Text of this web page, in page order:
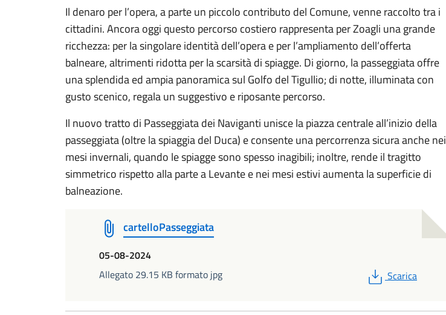
Il denaro per l’opera, a parte un piccolo contributo del Comune, venne raccolto tra i
cittadini. Ancora oggi questo percorso costiero rappresenta per Zoagli una grande
ricchezza: per la singolare identità dell’opera e per l’ampliamento dell’offerta
balneare, altrimenti ridotta per la scarsità di spiagge. Di giorno, la passeggiata offre
una splendida ed ampia panoramica sul Golfo del Tigullio; di notte, illuminata con
gusto scenico, regala un suggestivo e riposante percorso.
Il nuovo tratto di Passeggiata dei Naviganti unisce la piazza centrale all’inizio della
passeggiata (oltre la spiaggia del Duca) e consente una percorrenza sicura anche nei
mesi invernali, quando le spiagge sono spesso inagibili; inoltre, rende il tragitto
simmetrico rispetto alla parte a Levante e nei mesi estivi aumenta la superficie di
balneazione.
cartelloPasseggiata
05-08-2024
Allegato 29.15 KB formato jpg
PDF
Scarica